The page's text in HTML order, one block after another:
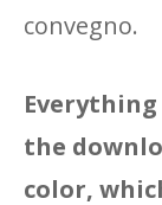
convegno.
the
color,